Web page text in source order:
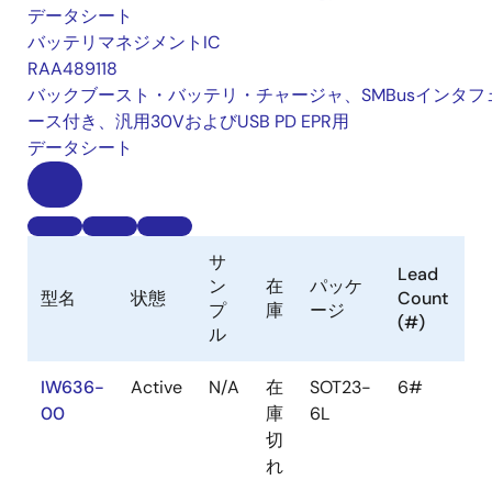
データシート
バッテリマネジメントIC
RAA489118
バックブースト・バッテリ・チャージャ、SMBusインタフ
ース付き、汎用30VおよびUSB PD EPR用
データシート
型名 状態
サ
ン
プ
ル
在
庫
パッケ
ージ
Lead
Count
(#)
IW636-
00
Active N/A
在
庫
切
れ
SOT23-
6L
6#